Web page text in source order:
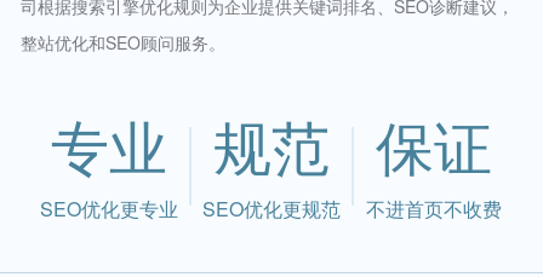
司根据搜索引擎优化规则为企业提供关键词排名、SEO诊断建议，
整站优化和SEO顾问服务。
专业
SEO优化更专业
规范
SEO优化更规范
保证
不进首页不收费